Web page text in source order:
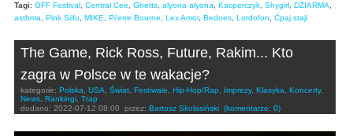
Tagi: OFF Festival, Central Cee, Ghetts, alyona alyona, Kacperczyk, Shygirl, DZIARMA,
asthma, Pink Siifu, MIKE, Pi'erre Bourne, Lex Amor, Bedoes, Lordofon, Ćpaj stajl
The Game, Rick Ross, Future, Rakim... Kto
zagra w Polsce w te wakacje?
kategorie: Polska, USA, Świat, Festiwale, Hip-Hop/Rap, Imprezy, Klasyka, Koncerty,
News, Rankingi, Trap
dodano: 2022-07-12 08:00 przez: Bartosz Skolasiński (komentarze: 0)